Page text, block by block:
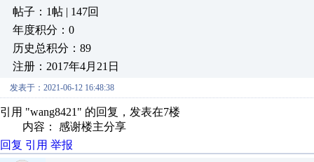
帖子：1帖 | 147回
年度积分：0
历史总积分：89
注册：2017年4月21日
发表于：2021-06-12 16:48:38
引用 "wang8421" 的回复，发表在7楼
内容： 感谢楼主分享
回复 引用 举报